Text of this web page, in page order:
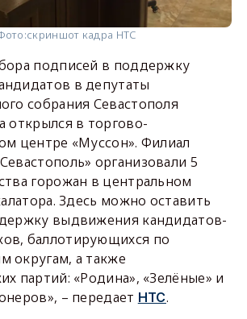
скриншот кадра НТС
подписей в поддержку
в депутаты
собрания Севастополя
открылся в торгово-
центре «Муссон». Филиал
организовали 5
горожан в центральном
Здесь можно оставить
выдвижения кандидатов-
баллотирующихся по
округам, а также
партий: «Родина», «Зелёные» и
– передает НТС.